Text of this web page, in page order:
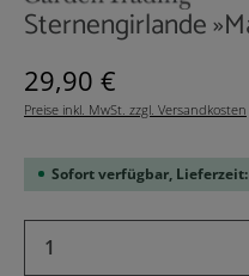
Sternengirlande
Regulärer Preis:
29,90 €
Preise inkl. MwSt. zzgl. Versandkosten
Sofort verfügbar, Lieferzeit:
Produkt Anzahl: